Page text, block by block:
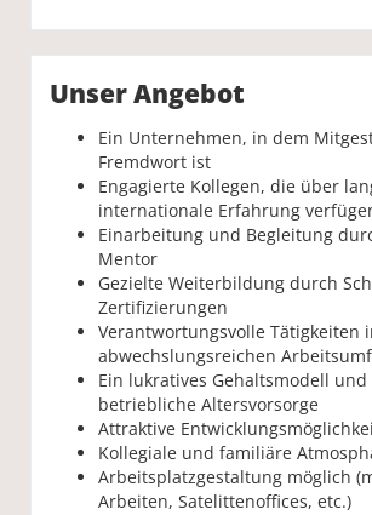
Unser Angebot
Ein Unternehmen, in dem
Fremdwort ist
Engagierte Kollegen, die über
internationale Erfahrung
Einarbeitung und Begleitung
Mentor
Gezielte Weiterbildung durch
Zertifizierungen
Verantwortungsvolle Tätigkeiten
abwechslungsreichen
Ein lukratives Gehaltsmodell und
betriebliche Altersvorsorge
Attraktive
Kollegiale und familiäre
Arbeitsplatzgestaltung möglich
Arbeiten, Satelittenoffices, etc.)